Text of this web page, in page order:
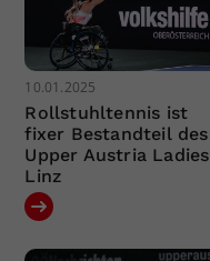
10.01.2025
Rollstuhltennis ist
fixer Bestandteil des
Upper Austria Ladies
Linz